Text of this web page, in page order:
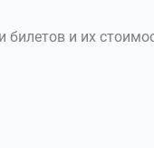
билетов и их